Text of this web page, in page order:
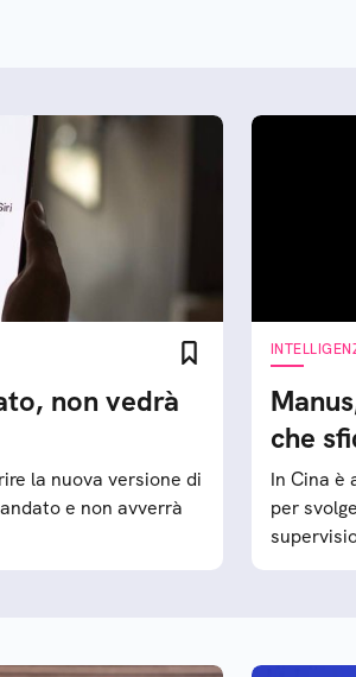
non vedrà
la nuova versione di
e non avverrà
che
In Cina è
per